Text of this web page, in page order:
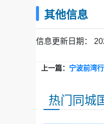
2025级部分新
其他信息
信息更新日期：
上一篇： 宁波前湾
热门同城